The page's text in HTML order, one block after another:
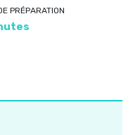
PRÉPARATION